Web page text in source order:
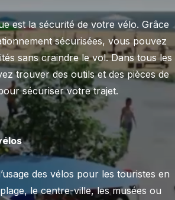
est la sécurité de votre vélo. Grâce
sécurisées, vous pouvez
sans craindre le vol. Dans tous les
trouver des outils et des pièces de
sécuriser votre trajet.
des vélos pour les touristes en
le centre-ville, les musées ou